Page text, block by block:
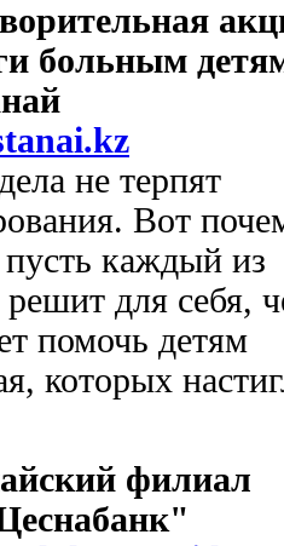
больным
не терпят
Вот
пусть каждый из
решит для себя,
помочь детям
которых
филиал